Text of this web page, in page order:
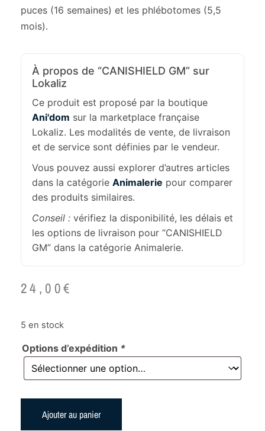
puces (16 semaines) et les phlébotomes (5,5
mois).
À propos de “CANISHIELD GM” sur
Lokaliz
Ce produit est proposé par la boutique
Ani'dom sur la marketplace française
Lokaliz. Les modalités de vente, de livraison
et de service sont définies par le vendeur.
Vous pouvez aussi explorer d’autres articles
dans la catégorie Animalerie pour comparer
des produits similaires.
Conseil : vérifiez la disponibilité, les délais et
les options de livraison pour “CANISHIELD
GM” dans la catégorie Animalerie.
24,00€
5 en stock
Options d’expédition *
Ajouter au panier